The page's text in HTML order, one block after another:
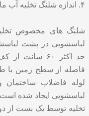
۴. اندازه شلنگ تخلیه آب ماشین لباسشویی
شلنگ های مخصوص
لباسشویی در پشت
حد اکثر ۶۰
فاصله از سطح زمین
لوله فاضلاب ساختمان
لباسشویی ایجاد شده
تخلیه توسط یک بست از